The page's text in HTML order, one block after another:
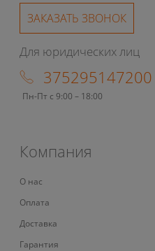
ЗАКАЗАТЬ ЗВОНОК
Для юридических лиц
375295147200
Пн-Пт с 9:00 – 18:00
Компания
О нас
Оплата
Доставка
Гарантия